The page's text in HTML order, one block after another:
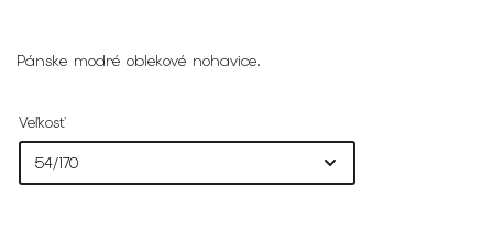
Pánske modré oblekové nohavice.
Veľkosť